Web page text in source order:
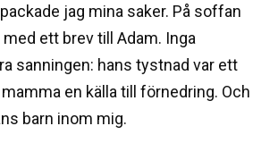
jag mina saker. På soffan
ett brev till Adam. Inga
sanningen: hans tystnad var ett
en källa till förnedring. Och
barn inom mig.